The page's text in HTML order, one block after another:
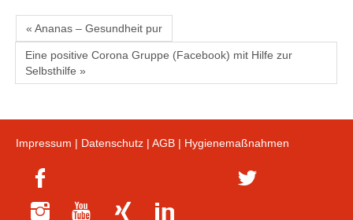
« Ananas – Gesundheit pur
Eine positive Corona Gruppe (Facebook) mit Hilfe zur
Selbsthilfe »
Impressum | Datenschutz | AGB | Hygienemaßnahmen